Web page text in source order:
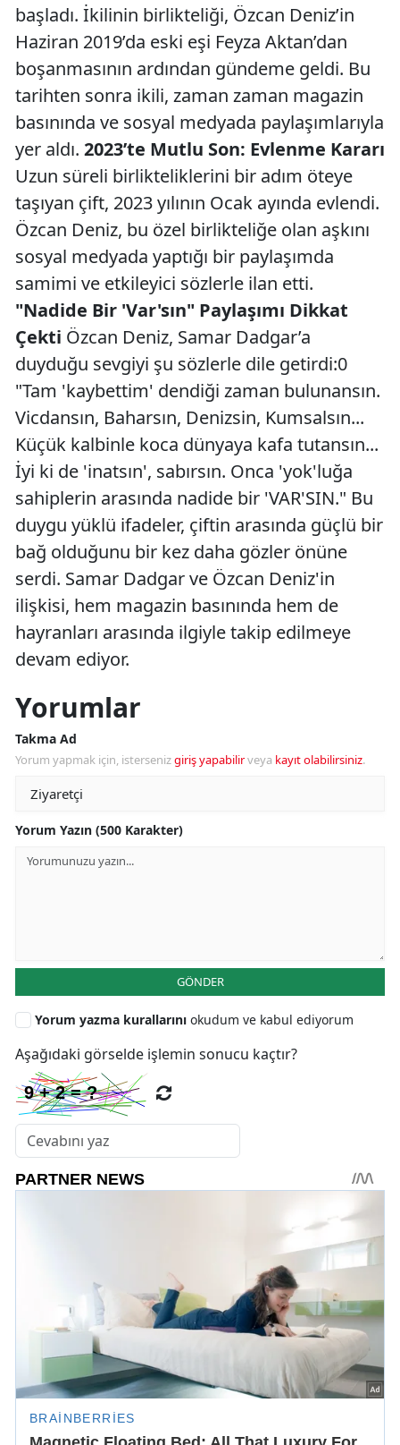
başladı. İkilinin birlikteliği, Özcan Deniz’in
Haziran 2019’da eski eşi Feyza Aktan’dan
boşanmasının ardından gündeme geldi. Bu
tarihten sonra ikili, zaman zaman magazin
basınında ve sosyal medyada paylaşımlarıyla
yer aldı. 2023’te Mutlu Son: Evlenme Kararı
Uzun süreli birlikteliklerini bir adım öteye
taşıyan çift, 2023 yılının Ocak ayında evlendi.
Özcan Deniz, bu özel birlikteliğe olan aşkını
sosyal medyada yaptığı bir paylaşımda
samimi ve etkileyici sözlerle ilan etti.
"Nadide Bir 'Var'sın" Paylaşımı Dikkat
Çekti Özcan Deniz, Samar Dadgar’a
duyduğu sevgiyi şu sözlerle dile getirdi:0
"Tam 'kaybettim' dendiği zaman bulunansın.
Vicdansın, Baharsın, Denizsin, Kumsalsın...
Küçük kalbinle koca dünyaya kafa tutansın...
İyi ki de 'inatsın', sabırsın. Onca 'yok'luğa
sahiplerin arasında nadide bir 'VAR'SIN." Bu
duygu yüklü ifadeler, çiftin arasında güçlü bir
bağ olduğunu bir kez daha gözler önüne
serdi. Samar Dadgar ve Özcan Deniz'in
ilişkisi, hem magazin basınında hem de
hayranları arasında ilgiyle takip edilmeye
devam ediyor.
Yorumlar
Takma Ad
Yorum yapmak için, istersenizgiriş yapabilirveya kayıt olabilirsiniz.
Yorum Yazın (500 Karakter)
GÖNDER
Yorum yazma kurallarını okudum ve kabul ediyorum
Aşağıdaki görselde işlemin sonucu kaçtır?